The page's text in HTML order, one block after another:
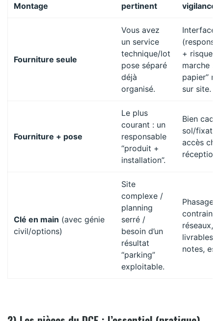
Montage
pertinent
vigilance
Fourniture seule
Vous avez
un service
technique/lot
pose séparé
déjà
organisé.
Interfaces
+ risques
marche
papier”
sur site.
Fourniture + pose
Le plus
courant : un
responsable
“produit +
installation”.
Bien
sol/
accès
Clé en main (avec génie
civil/options)
Site
complexe /
planning
serré /
besoin d’un
résultat
“parking”
exploitable.
Phasage,
réseaux,
livrables
notes,